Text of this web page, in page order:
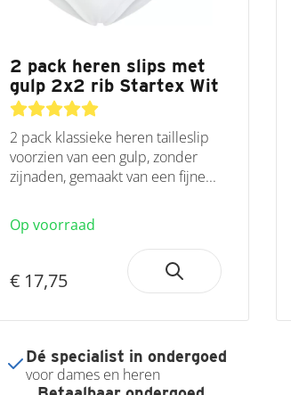
2 pack heren slips met
gulp 2x2 rib Startex Wit
2 pack klassieke heren tailleslip
voorzien van een gulp, zonder
zijnaden, gemaakt van een fijne...
Op voorraad
€ 17,75
Dé specialist in ondergoed
voor dames en heren